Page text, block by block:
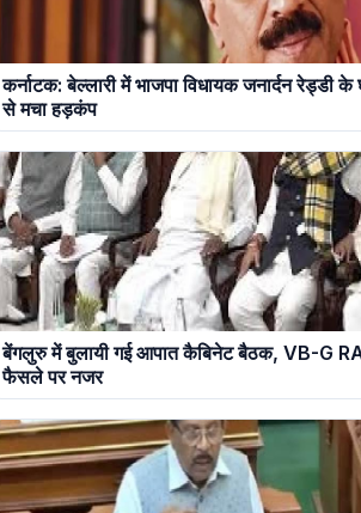
कर्नाटक: बेल्लारी में भाजपा विधायक जनार्दन रेड्डी
से मचा हड़कंप
बेंगलुरु में बुलायी गई आपात कैबिनेट बैठक, VB-G
फैसले पर नजर